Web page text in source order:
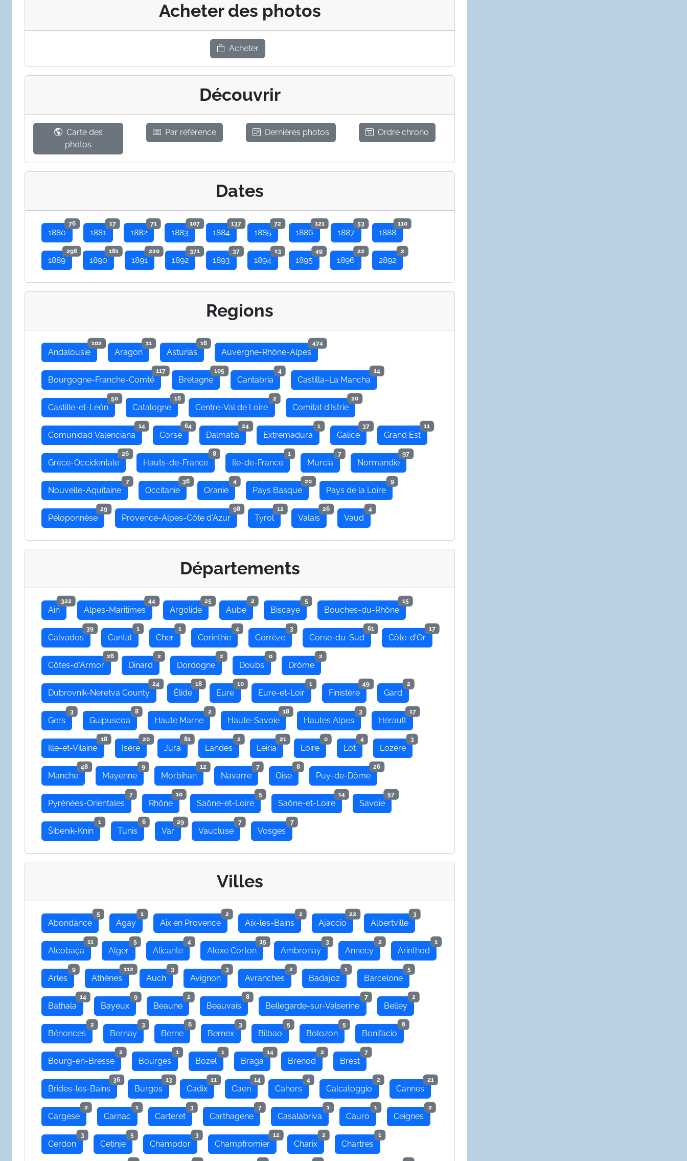
Acheter des photos
Acheter
Découvrir
Carte des
photos
Par référence Dernières photos Ordre chrono
Dates
1880
76
1881
17
1882
71
1883
107
1884
137
1885
72
1886
121
1887
53
1888
110
1889
296
1890
181
1891
220
1892
371
1893
37
1894
13
1895
49
1896
22
2892
2
Regions
Andalousie
102
Aragon
11
Asturias
16
Auvergne-Rhône-Alpes
474
Bourgogne-Franche-Comté
117
Bretagne
105
Cantabria
4
Castilla–La Mancha
14
Castille-et-León
50
Catalogne
16
Centre-Val de Loire
2
Comitat d'Istrie
20
Comunidad Valenciana
14
Corse
64
Dalmatia
24
Extremadura
1
Galice
37
Grand Est
11
Grèce-Occidentale
26
Hauts-de-France
8
Ile-de-France
1
Murcia
7
Normandie
97
Nouvelle-Aquitaine
7
Occitanie
36
Oranie
4
Pays Basque
20
Pays de la Loire
9
Péloponnèse
29
Provence-Alpes-Côte d'Azur
98
Tyrol
12
Valais
26
Vaud
4
Départements
Ain
322
Alpes-Maritimes
44
Argolide
25
Aube
2
Biscaye
5
Bouches-du-Rhône
15
Calvados
39
Cantal
1
Cher
1
Corinthie
4
Corrèze
3
Corse-du-Sud
61
Côte-d'Or
17
Côtes-d'Armor
26
Dinard
2
Dordogne
2
Doubs
0
Drôme
2
Dubrovnik-Neretva County
24
Élide
18
Eure
10
Eure-et-Loir
1
Finistère
49
Gard
2
Gers
3
Guipuscoa
8
Haute Marne
2
Haute-Savoie
18
Hautes Alpes
3
Hérault
17
Ille-et-Vilaine
18
Isère
20
Jura
81
Landes
2
Leiria
21
Loire
0
Lot
4
Lozère
3
Manche
48
Mayenne
9
Morbihan
12
Navarre
7
Oise
8
Puy-de-Dôme
26
Pyrénées-Orientales
7
Rhône
10
Saône-et-Loire
5
Saône-et-Loire
14
Savoie
57
Šibenik-Knin
1
Tunis
6
Var
29
Vaucluse
7
Vosges
7
Villes
Abondance
5
Agay
1
Aix en Provence
2
Aix-les-Bains
2
Ajaccio
22
Albertville
3
Alcobaça
11
Alger
5
Alicante
4
Aloxe Corton
15
Ambronay
3
Annecy
2
Arinthod
1
Arles
9
Athènes
112
Auch
3
Avignon
3
Avranches
2
Badajoz
1
Barcelone
5
Bathala
14
Bayeux
9
Beaune
2
Beauvais
8
Bellegarde-sur-Valserine
7
Belley
2
Bénonces
2
Bernay
3
Berne
6
Bernex
3
Bilbao
5
Bolozon
5
Bonifacio
6
Bourg-en-Bresse
2
Bourges
1
Bozel
1
Braga
14
Brenod
2
Brest
7
Brides-les-Bains
36
Burgos
13
Cadix
11
Caen
14
Cahors
4
Calcatoggio
2
Cannes
21
Cargese
2
Carnac
1
Carteret
3
Carthagene
7
Casalabriva
1
Cauro
1
Ceignes
2
Cerdon
3
Cetinje
5
Champdor
3
Champfromier
12
Charix
2
Chartres
1